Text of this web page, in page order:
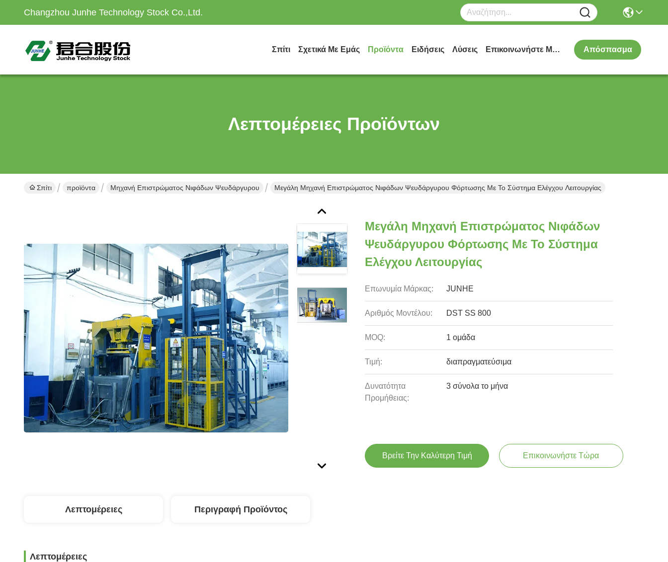
Changzhou Junhe Technology Stock Co.,Ltd.
Σπίτι Σχετικά Με Εμάς Προϊόντα Ειδήσεις Λύσεις Επικοινωνήστε Μαζί Μας Απόσπασμα
Λεπτομέρειες Προϊόντων
Σπίτι προϊόντα Μηχανή Επιστρώματος Νιφάδων Ψευδάργυρου Μεγάλη Μηχανή Επιστρώματος Νιφάδων Ψευδάργυρου Φόρτωσης Με Το Σύστημα Ελέγχου Λειτουργίας
Μεγάλη Μηχανή Επιστρώματος Νιφάδων
Ψευδάργυρου Φόρτωσης Με Το Σύστημα
Ελέγχου Λειτουργίας
Επωνυμία Μάρκας: JUNHE
Αριθμός Μοντέλου: DST SS 800
MOQ: 1 ομάδα
Τιμή: διαπραγματεύσιμα
Δυνατότητα
Προμήθειας:
3 σύνολα το μήνα
Βρείτε Την Καλύτερη Τιμή Επικοινωνήστε Τώρα
Λεπτομέρειες Περιγραφή Προϊόντος
Λεπτομέρειες